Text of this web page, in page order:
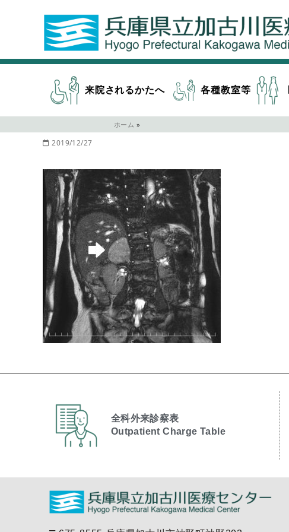
来院されるかたへ 各種教室等
ホーム »
2019/12/27
全科外来診察表
Outpatient Charge Table​